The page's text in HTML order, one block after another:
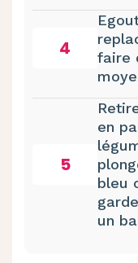
4
faire
5
en
bleu
un